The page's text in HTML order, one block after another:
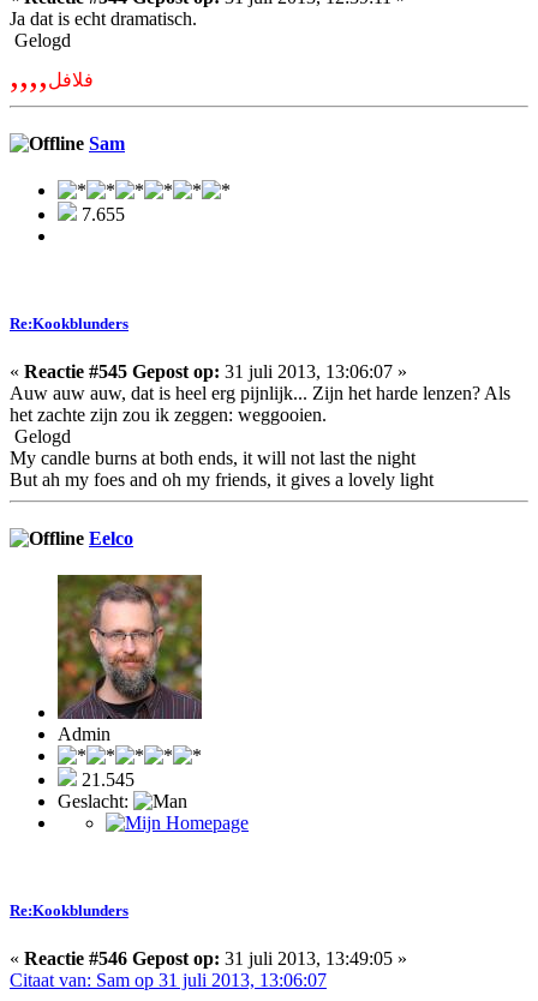
Ja dat is echt dramatisch.
Gelogd
,,,,فلافل
Sam
7.655
Re:Kookblunders
« Reactie #545 Gepost op: 31 juli 2013, 13:06:07 »
Auw auw auw, dat is heel erg pijnlijk... Zijn het harde lenzen? Als
het zachte zijn zou ik zeggen: weggooien.
Gelogd
My candle burns at both ends, it will not last the night
But ah my foes and oh my friends, it gives a lovely light
Eelco
Admin
21.545
Geslacht:
Re:Kookblunders
« Reactie #546 Gepost op: 31 juli 2013, 13:49:05 »
Citaat van: Sam op 31 juli 2013, 13:06:07